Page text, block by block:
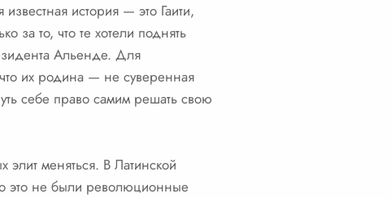
история — это Гаити,
за то, что те хотели поднять
Альенде. Для
их родина — не суверенная
себе право самим решать свою
меняться. В Латинской
это не были революционные